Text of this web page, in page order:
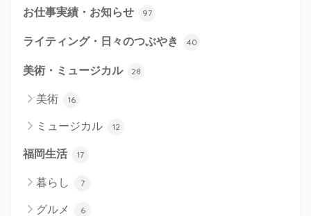
お仕事実績・お知らせ 97
ライティング・日々のつぶやき 40
美術・ミュージカル 28
美術 16
ミュージカル 12
福岡生活 17
暮らし 7
グルメ 6